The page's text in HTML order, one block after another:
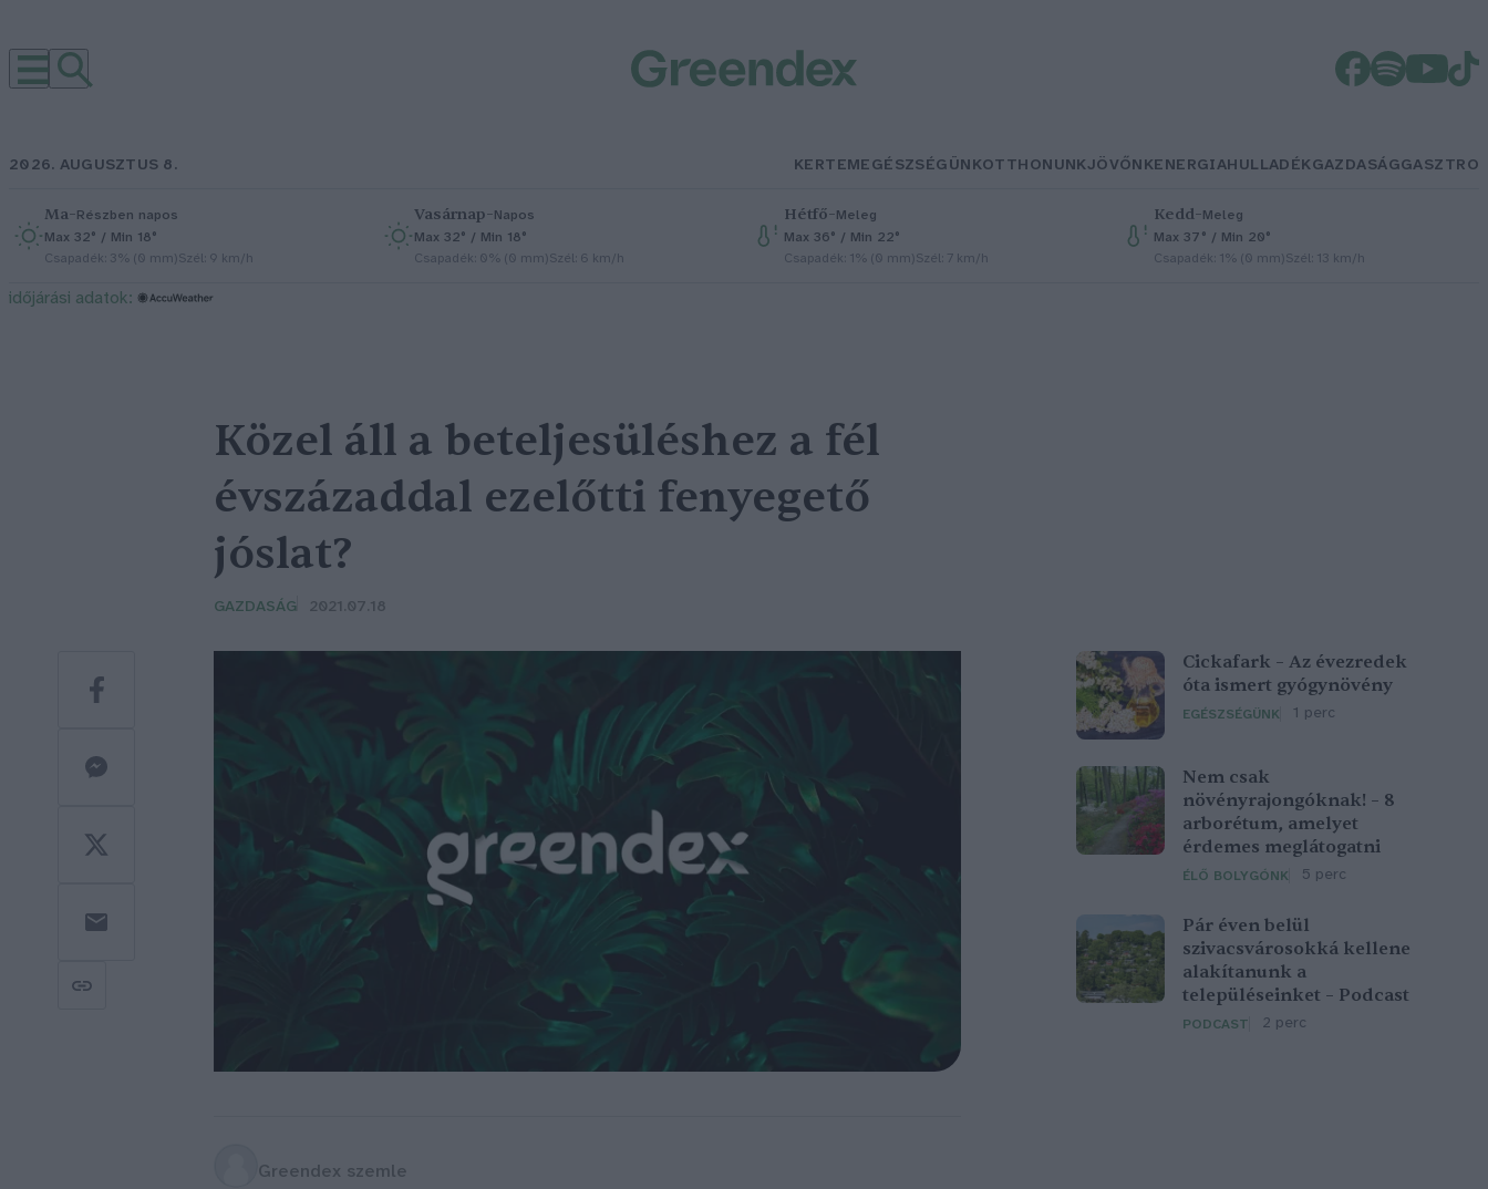
2026. AUGUSZTUS 8. KERTEMEGÉSZSÉGÜNKOTTHONUNKJÖVŐNKENERGIAHULLADÉKGAZDASÁGGASZTRO
Ma–Részben napos
Max 32° / Min 18°
Csapadék: 3% (0 mm)Szél: 9 km/h
Vasárnap–Napos
Max 32° / Min 18°
Csapadék: 0% (0 mm)Szél: 6 km/h
Hétfő–Meleg
Max 36° / Min 22°
Csapadék: 1% (0 mm)Szél: 7 km/h
Kedd–Meleg
Max 37° / Min 20°
Csapadék: 1% (0 mm)Szél: 13 km/h
időjárási adatok:
Cickafark – Az évezredek
óta ismert gyógynövény
EGÉSZSÉGÜNK 1 perc
Nem csak
növényrajongóknak! – 8
arborétum, amelyet
érdemes meglátogatni
ÉLŐ BOLYGÓNK 5 perc
Pár éven belül
szivacsvárosokká kellene
alakítanunk a
településeinket – Podcast
PODCAST 2 perc
Közel áll a beteljesüléshez a fél
évszázaddal ezelőtti fenyegető
jóslat?
GAZDASÁG 2021.07.18
Greendex szemle